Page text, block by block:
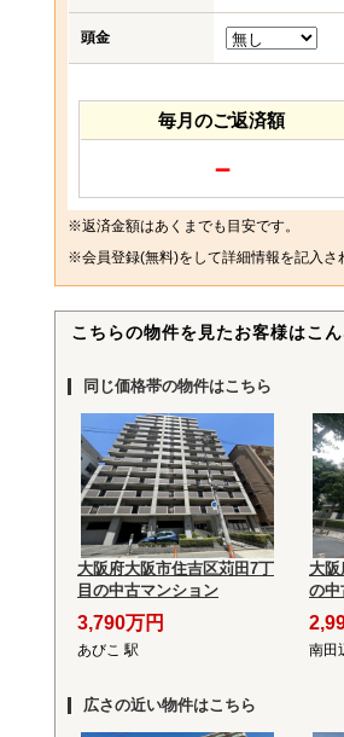
頭金
毎月のご返済額
－
※返済金額はあくまでも目安です。
※会員登録(無料)をして詳細情報を記入さ
こちらの物件を見たお客様はこ
同じ価格帯の物件はこちら
大阪府大阪市住吉区苅田7丁
目の中古マンション
3,790万円
あびこ 駅
大
の中
南田
広さの近い物件はこちら